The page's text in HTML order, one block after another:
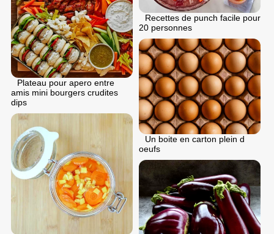
Recettes de punch facile pour
20 personnes
Plateau pour apero entre
amis mini bourgers crudites
dips
Un boite en carton plein d
oeufs